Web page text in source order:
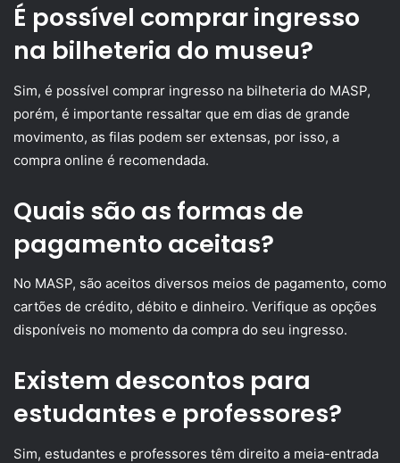
É possível comprar ingresso
na bilheteria do museu?
Sim, é possível comprar ingresso na bilheteria do MASP,
porém, é importante ressaltar que em dias de grande
movimento, as filas podem ser extensas, por isso, a
compra online é recomendada.
Quais são as formas de
pagamento aceitas?
No MASP, são aceitos diversos meios de pagamento, como
cartões de crédito, débito e dinheiro. Verifique as opções
disponíveis no momento da compra do seu ingresso.
Existem descontos para
estudantes e professores?
Sim, estudantes e professores têm direito a meia-entrada